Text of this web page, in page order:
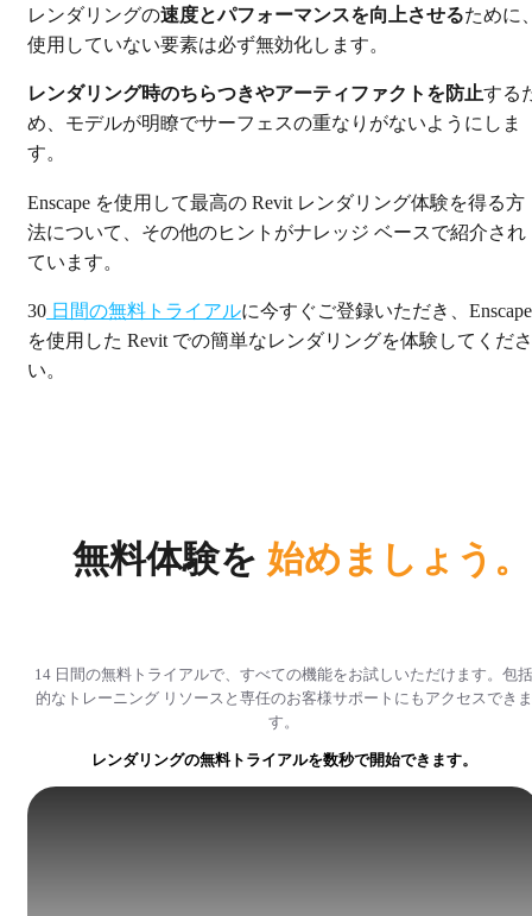
レンダリングの速度とパフォーマンスを向上させるために
使用していない要素は必ず無効化します。
レンダリング時のちらつきやアーティファクトを防止する
め、モデルが明瞭でサーフェスの重なりがないようにしま
す。
Enscape を使用して最高の Revit レンダリング体験を得る方
法について、その他のヒントがナレッジ ベースで紹介され
ています。
30 日間の無料トライアルに今すぐご登録いただき、Enscape
を使用した Revit での簡単なレンダリングを体験してくださ
い。
無料体験を 始めましょう。
14 日間の無料トライアルで、すべての機能をお試しいただけます。包括
的なトレーニング リソースと専任のお客様サポートにもアクセスできま
す。
レンダリングの無料トライアルを数秒で開始できます。